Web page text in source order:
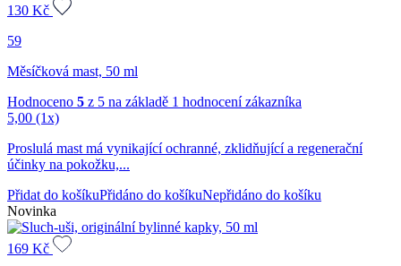
130 Kč
59
Měsíčková mast, 50 ml
Hodnoceno 5 z 5 na základě 1 hodnocení zákazníka
5,00 (1x)
Proslulá mast má vynikající ochranné, zklidňující a regenerační
účinky na pokožku,...
Přidat do košíkuPřidáno do košíkuNepřidáno do košíku
Novinka
169 Kč